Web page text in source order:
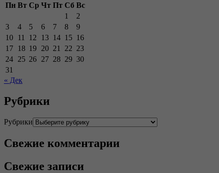
Пн Вт Ср Чт Пт Сб Вс
1
2
3
4 5 6 7 8
9
10 11 12 13 14 15 16
17 18 19 20 21 22 23
24 25 26 27 28 29 30
31
« Дек
Рубрики
Рубрики
Свежие комментарии
Свежие записи